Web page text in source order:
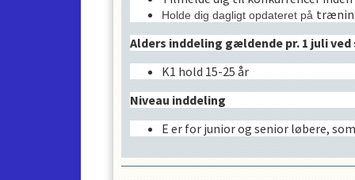
C er her man starter som lille
B er pt. under revurdering og
A er pt. under revurdering og
E er for junior og senior
Holdrokade
I sommer pausen foretager vi
rykket). I løbet af sæsonen
du skal indplaceres anderledes.
Holde dig dagligt opdateret på
Alders inddeling gældende pr. 1 juli
K1 hold 15-25 år
Niveau inddeling
E er for junior og senior løbere,